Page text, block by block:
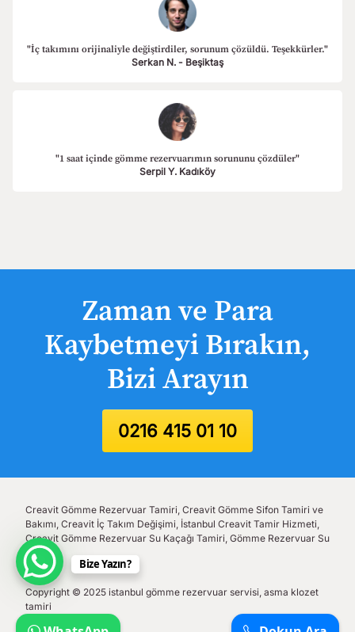
"İç takımını orijinaliyle değiştirdiler, sorunum çözüldü. Teşekkürler."
Serkan N. - Beşiktaş
"1 saat içinde gömme rezervuarımın sorununu çözdüler"
Serpil Y. Kadıköy
Zaman ve Para
Kaybetmeyi Bırakın,
Bizi Arayın
0216 415 01 10
Creavit Gömme Rezervuar Tamiri, Creavit Gömme Sifon Tamiri ve
Bakımı, Creavit İç Takım Değişimi, İstanbul Creavit Tamir Hizmeti,
Creavit Gömme Rezervuar Su Kaçağı Tamiri, Gömme Rezervuar Su
Akıtıyor
Copyright © 2025 istanbul gömme rezervuar servisi, asma klozet
tamiri
Bize Yazın?